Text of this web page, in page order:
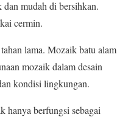
mudah di bersihkan.
cermin.
lama. Mozaik batu alam
mozaik dalam desain
kondisi lingkungan.
hanya berfungsi sebagai